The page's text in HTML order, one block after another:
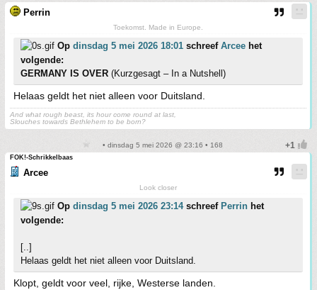
Perrin
Toekomst. Made in Europe.
Op dinsdag 5 mei 2026 18:01 schreef Arcee het
volgende:
GERMANY IS OVER (Kurzgesagt – In a Nutshell)
Helaas geldt het niet alleen voor Duitsland.
And what rough beast, its hour come round at last,
Slouches towards Bethlehem to be born?
• dinsdag 5 mei 2026 @ 23:16 • 168
FOK!-Schrikkelbaas
Arcee
Look closer
Op dinsdag 5 mei 2026 23:14schreef Perrin het
volgende:
[..]
Helaas geldt het niet alleen voor Duitsland.
Klopt, geldt voor veel, rijke, Westerse landen.